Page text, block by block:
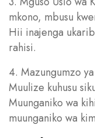
mkono, mbusu
Hii inajenga
rahisi.
4. Mazungumzo
Muulize kuhusu
Muunganiko wa
muunganiko wa